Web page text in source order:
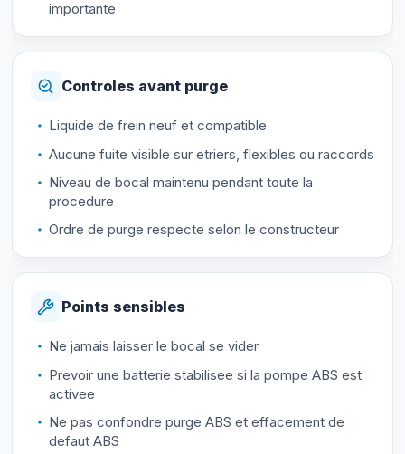
importante
Controles avant purge
Liquide de frein neuf et compatible
Aucune fuite visible sur etriers, flexibles ou raccords
Niveau de bocal maintenu pendant toute la
procedure
Ordre de purge respecte selon le constructeur
Points sensibles
Ne jamais laisser le bocal se vider
Prevoir une batterie stabilisee si la pompe ABS est
activee
Ne pas confondre purge ABS et effacement de
defaut ABS